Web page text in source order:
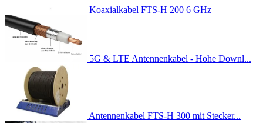
Koaxialkabel FTS-H 200 6 GHz
5G & LTE Antennenkabel - Hohe Downl...
Antennenkabel FTS-H 300 mit Stecker...